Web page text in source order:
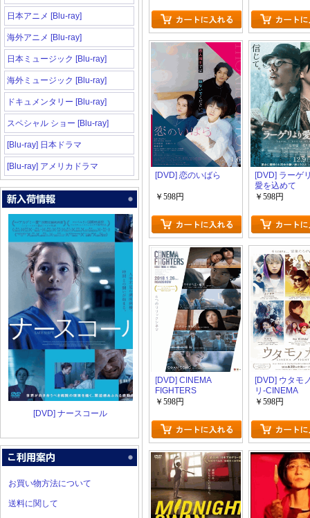
日本アニメ [Blu-ray]
海外アニメ [Blu-ray]
日本ミュージック [Blu-ray]
海外ミュージック [Blu-ray]
ドキュメンタリー [Blu-ray]
スペシャル ショー [Blu-ray]
[Blu-ray] 日本ドラマ
[Blu-ray] アメリカドラマ
[DVD] ナースコール
お買い物方法について
送料に関して
[DVD] 恋のいばら
￥598円
[DVD] ラーゲ
愛を込めて
￥598円
[DVD] CINEMA
FIGHTERS
￥598円
[DVD] ウタモ
リ-CINEMA
FIGHTERS
￥598円